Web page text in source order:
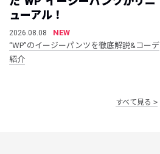
ューアル！
2026.08.08
NEW
“WP”のイージーパンツを徹底解説&コーデ
紹介
すべて見る